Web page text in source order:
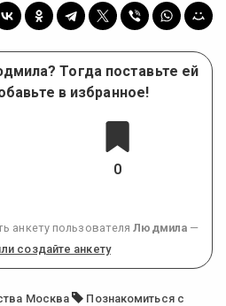
Тогда поставьте ей
в избранное!
0
анкету пользователяЛюдмила —
создайте анкету
Москва
Познакомиться с